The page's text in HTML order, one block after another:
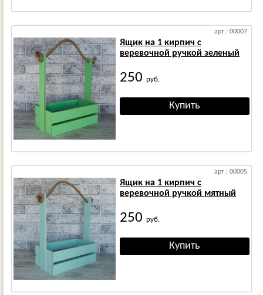
арт.: 00007
Ящик на 1 кирпич с
веревочной ручкой зеленый
250 руб.
арт.: 00005
Ящик на 1 кирпич с
веревочной ручкой мятный
250 руб.